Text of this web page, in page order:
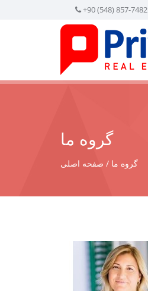
+90 (548) 857-7482
گروه ما
صفحه اصلی گروه ما